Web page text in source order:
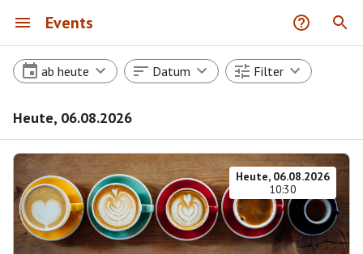
Events
ab heute Datum Filter
Heute, 06.08.2026
Heute, 06.08.2026
10:30